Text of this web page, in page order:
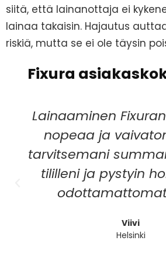
siitä, että lainanottaja ei
lainaa takaisin. Hajautus
riskiä, mutta se ei ole täysin
Fixura
Lainaaminen
nopeaa ja
tarvitsemani
tililleni ja pystyin
Viivi
Helsinki